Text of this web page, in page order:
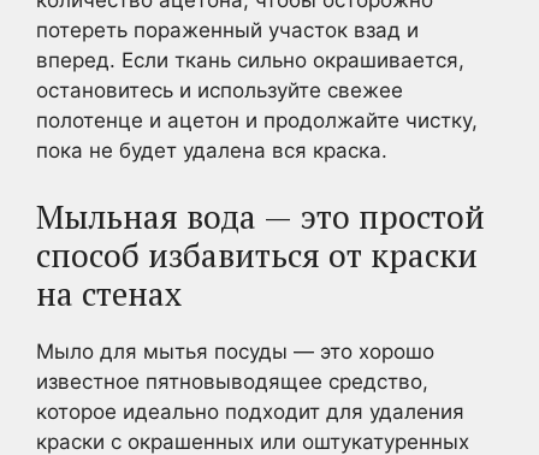
потереть пораженный участок взад и
вперед. Если ткань сильно окрашивается,
остановитесь и используйте свежее
полотенце и ацетон и продолжайте чистку,
пока не будет удалена вся краска.
Мыльная вода — это простой
способ избавиться от краски
на стенах
Мыло для мытья посуды — это хорошо
известное пятновыводящее средство,
которое идеально подходит для удаления
краски с окрашенных или оштукатуренных